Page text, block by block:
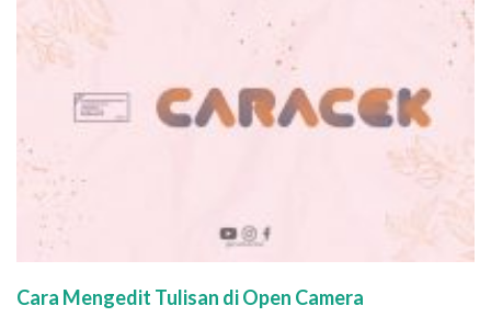
Cara Mengedit Tulisan di Open Camera